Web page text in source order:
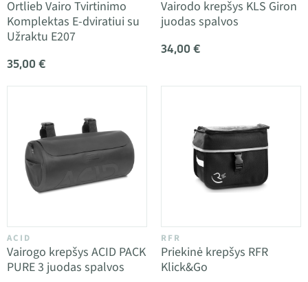
Ortlieb Vairo Tvirtinimo
Komplektas E-dviratiui su
Užraktu E207
35,00 €
Vairodo krepšys KLS Giron
juodas spalvos
34,00 €
ACID
Vairogo krepšys ACID PACK
PURE 3 juodas spalvos
RFR
Priekinė krepšys RFR
Klick&Go